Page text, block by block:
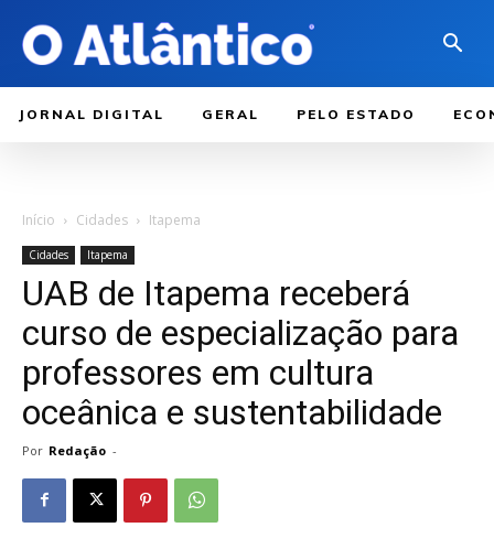
JORNAL DIGITAL GERAL PELO ESTADO
Início Cidades Itapema
Cidades Itapema
UAB de Itapema receberá
curso de especialização para
professores em cultura
oceânica e sustentabilidade
Por Redação -